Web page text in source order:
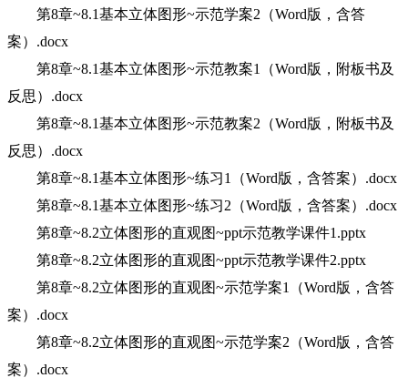
第8章~8.1基本立体图形~示范学案2（Word版，含答
案）.docx
第8章~8.1基本立体图形~示范教案1（Word版，附板书及
反思）.docx
第8章~8.1基本立体图形~示范教案2（Word版，附板书及
反思）.docx
第8章~8.1基本立体图形~练习1（Word版，含答案）.docx
第8章~8.1基本立体图形~练习2（Word版，含答案）.docx
第8章~8.2立体图形的直观图~ppt示范教学课件1.pptx
第8章~8.2立体图形的直观图~ppt示范教学课件2.pptx
第8章~8.2立体图形的直观图~示范学案1（Word版，含答
案）.docx
第8章~8.2立体图形的直观图~示范学案2（Word版，含答
案）.docx